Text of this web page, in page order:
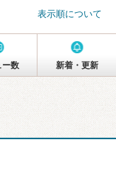
表示順について
ー数 新着・更新